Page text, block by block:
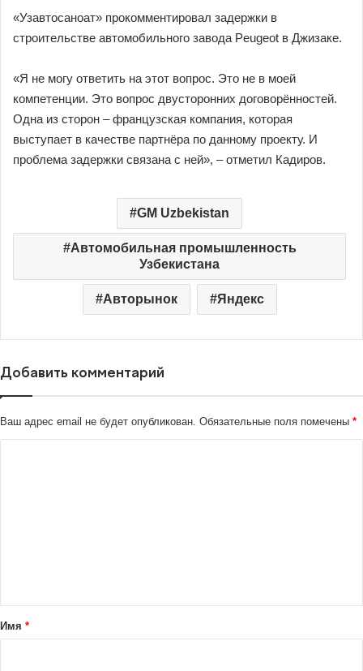
«Узавтосаноат» прокомментировал задержки в
строительстве автомобильного завода Peugeot в Джизаке.
«Я не могу ответить на этот вопрос. Это не в моей
компетенции. Это вопрос двусторонних договорённостей.
Одна из сторон – французская компания, которая
выступает в качестве партнёра по данному проекту. И
проблема задержки связана с ней», – отметил Кадиров.
GM Uzbekistan
Автомобильная промышленность
Узбекистана
Авторынок Яндекс
Добавить комментарий
Ваш адрес email не будет опубликован. Обязательные поля помечены *
аИмя *